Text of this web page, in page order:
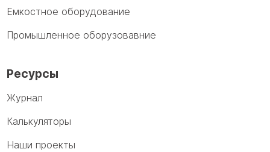
Емкостное оборудование
Промышленное оборузовавние
Ресурсы
Журнал
Калькуляторы
Наши проекты